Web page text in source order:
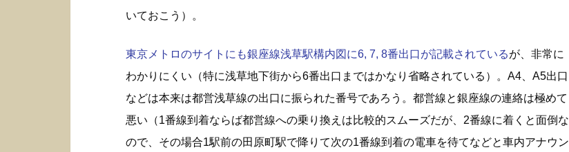
いておこう）。
東京メトロのサイトにも銀座線浅草駅構内図に6, 7, 8番出口が記載されているが、非常に
わかりにくい（特に浅草地下街から6番出口まではかなり省略されている）。A4、A5出口
などは本来は都営浅草線の出口に振られた番号であろう。都営線と銀座線の連絡は極めて
悪い（1番線到着ならば都営線への乗り換えは比較的スムーズだが、2番線に着くと面倒な
ので、その場合1駅前の田原町駅で降りて次の1番線到着の電車を待てなどと車内アナウン